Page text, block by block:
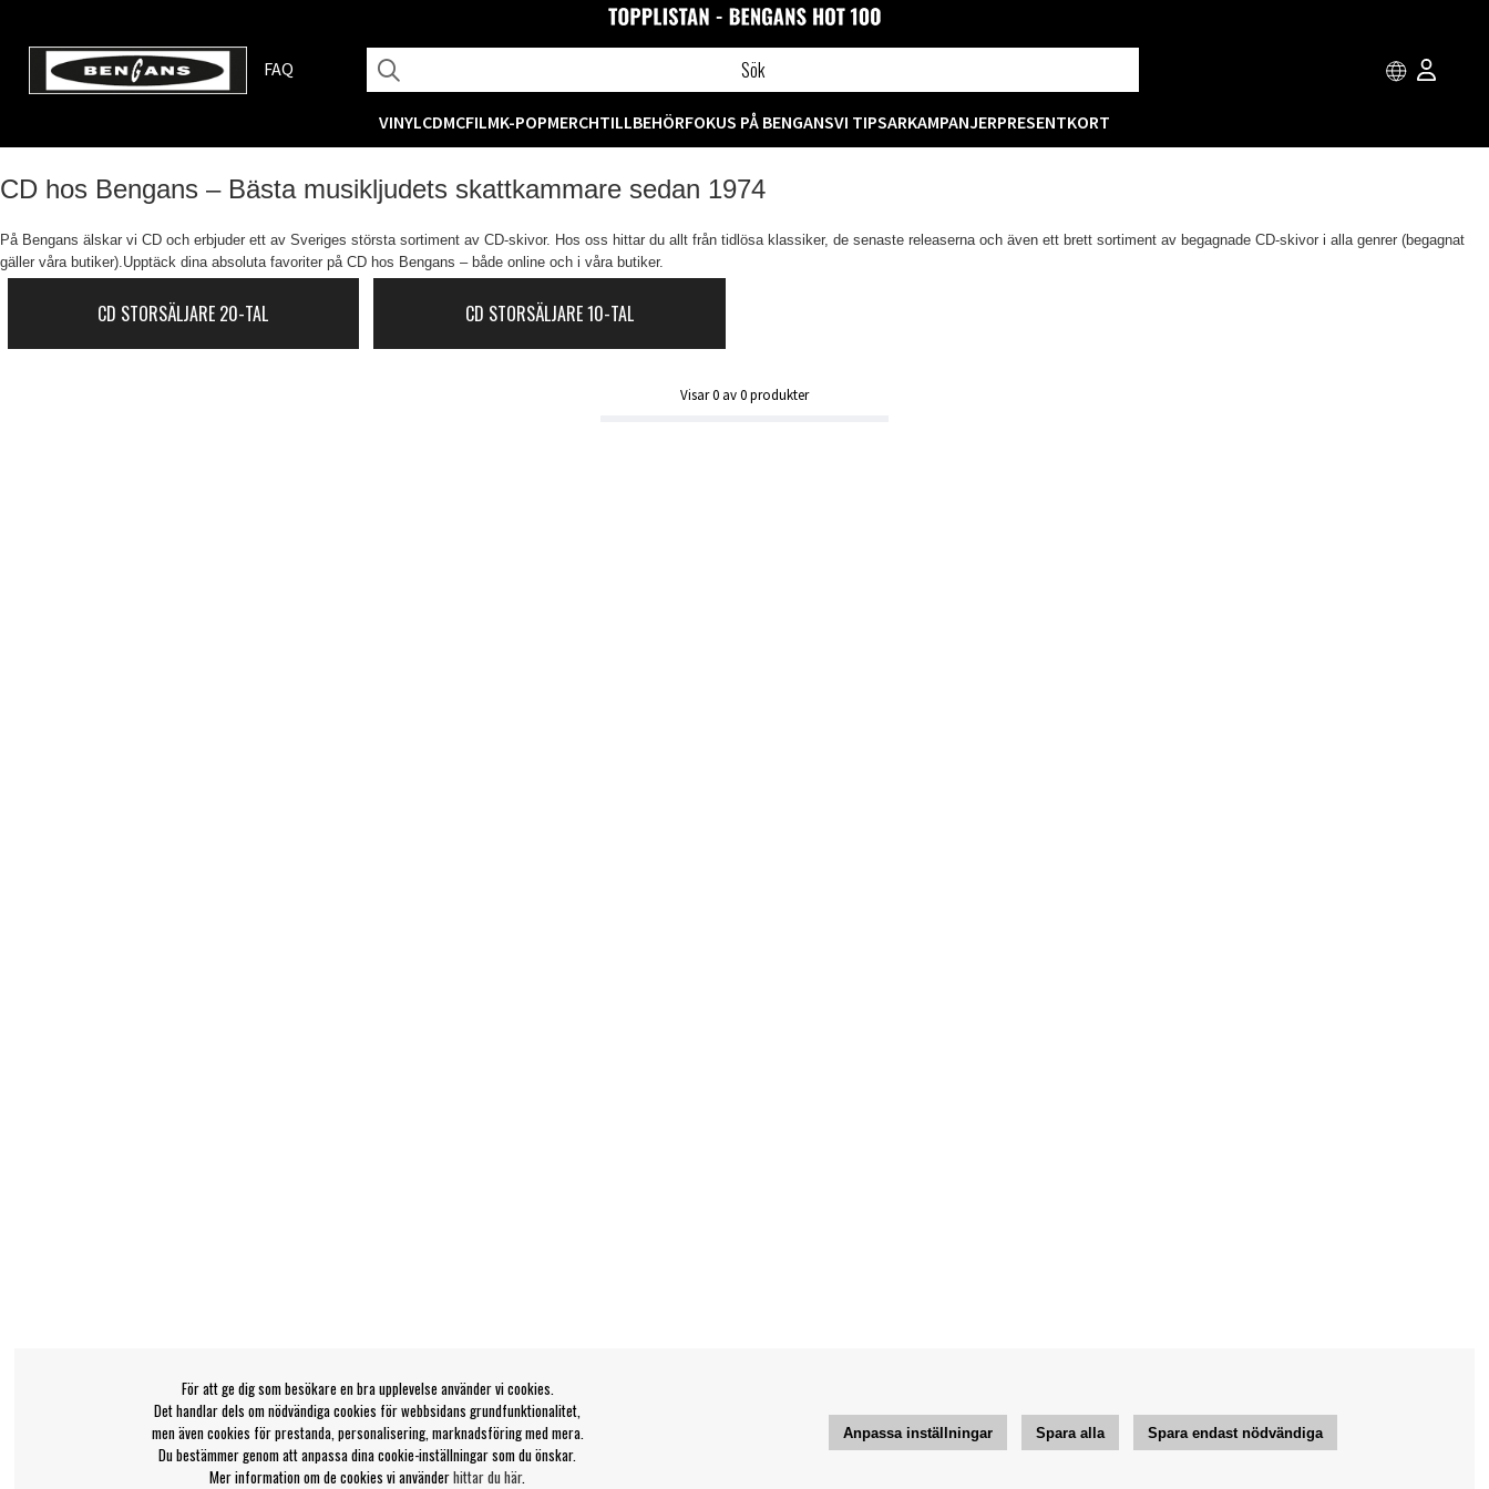
FAQ
VINYLCDMCFILMK-POPMERCHTILLBEHÖRFOKUS PÅ BENGANSVI TIPSARKAMPANJERPRESENTKORT
CD hos Bengans – Bästa musikljudets skattkammare sedan 1974
På Bengans älskar vi CD och erbjuder ett av Sveriges största sortiment av CD-skivor. Hos oss hittar du allt från tidlösa klassiker, de senaste releaserna och även ett brett sortiment av begagnade CD-skivor i alla genrer (begagnat
gäller våra butiker).Upptäck dina absoluta favoriter på CD hos Bengans – både online och i våra butiker.
CD STORSÄLJARE 20-TAL CD STORSÄLJARE 10-TAL
Visar0 av0produkter
För att ge dig som besökare en bra upplevelse använder vi cookies.
Det handlar dels om nödvändiga cookies för webbsidans grundfunktionalitet,
men även cookies för prestanda, personalisering, marknadsföring med mera.
Du bestämmer genom att anpassa dina cookie-inställningar som du önskar.
Mer information om de cookies vi använderhittar du här.
Anpassa inställningar Spara alla Spara endast nödvändiga